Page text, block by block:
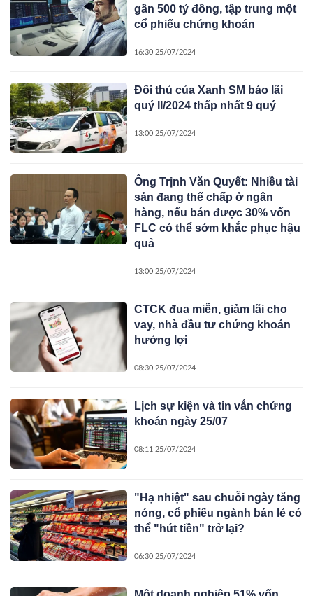
gần 500 tỷ đồng, tập trung một
cổ phiếu chứng khoán
16:30 25/07/2024
Đối thủ của Xanh SM báo lãi
quý II/2024 thấp nhất 9 quý
13:00 25/07/2024
Ông Trịnh Văn Quyết: Nhiều tài
sản đang thế chấp ở ngân
hàng, nếu bán được 30% vốn
FLC có thể sớm khắc phục hậu
quả
13:00 25/07/2024
CTCK đua miễn, giảm lãi cho
vay, nhà đầu tư chứng khoán
hưởng lợi
08:30 25/07/2024
Lịch sự kiện và tin vắn chứng
khoán ngày 25/07
08:11 25/07/2024
"Hạ nhiệt" sau chuỗi ngày tăng
nóng, cổ phiếu ngành bán lẻ có
thể "hút tiền" trở lại?
06:30 25/07/2024